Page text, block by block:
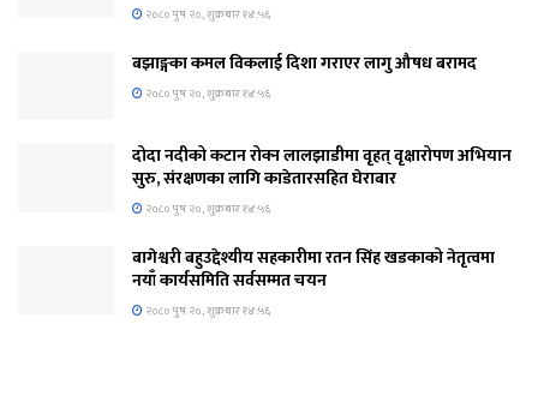
२०८० पुष २०, शुक्रबार १४:५६
बझाङ्गका कमल विकलाई दिशा गराएर लागु औषध बरामद
२०८० पुष २०, शुक्रबार १४:५६
दोदा नदीको कटान रोक्न लालझाडीमा वृहत् वृक्षारोपण अभियान
सुरु, संरक्षणका लागि काडेतारसहित घेराबार
२०८० पुष २०, शुक्रबार १४:५६
बागेश्वरी बहुउद्देश्यीय सहकारीमा रतन सिंह खडकाको नेतृत्वमा
नयाँ कार्यसमिति सर्वसम्मत चयन
२०८० पुष २०, शुक्रबार १४:५६